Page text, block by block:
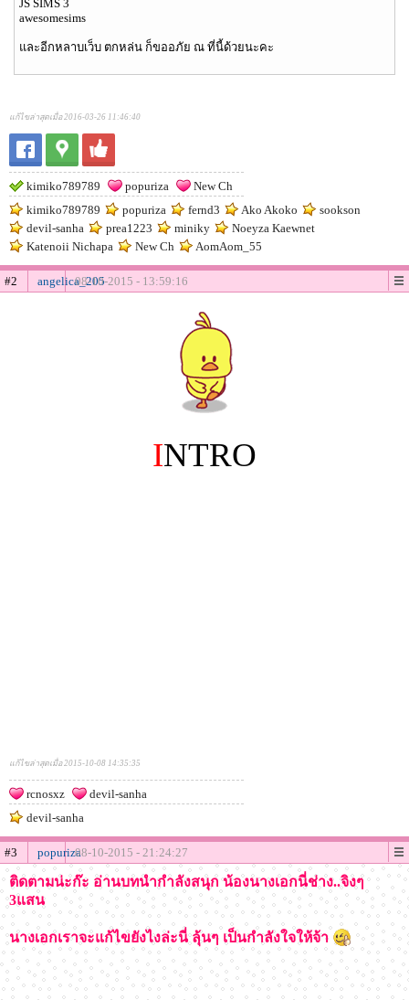
JS SIMS 3
awesomesims
และอีกหลาบเว็บ ตกหล่น ก็ขออภัย ณ ที่นี้ด้วยนะคะ
แก้ไขล่าสุดเมื่อ 2016-03-26 11:46:40
kimiko789789 popuriza
New Ch
kimiko789789
popuriza fernd3 Ako Akoko
sookson
devil-sanha
prea1223 miniky
Noeyza Kaewnet
Katenoii Nichapa
New Ch AomAom_55
#2 angelica_20508-10-2015 - 13:59:16
INTRO
แก้ไขล่าสุดเมื่อ 2015-10-08 14:35:35
rcnosxz
devil-sanha
devil-sanha
#3 popuriza08-10-2015 - 21:24:27
ติดตามน่ะก๊ะ อ่านบทนำกำลังสนุก น้องนางเอกนี่ช่าง..จิงๆ
3แสน
นางเอกเราจะแก้ไขยังไงล่ะนี่ ลุ้นๆ เป็นกำลังใจให้จ้า